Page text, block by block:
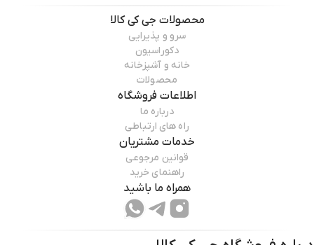
محصولات جی کی کالا
سرو و پذیرایی
دکوراسیون
خانه و آشپزخانه
محصولات
اطلاعات فروشگاه
درباره ما
راه های ارتباطی
خدمات مشتریان
قوانین مرجوعی
راهنمای خرید
همراه ما باشید